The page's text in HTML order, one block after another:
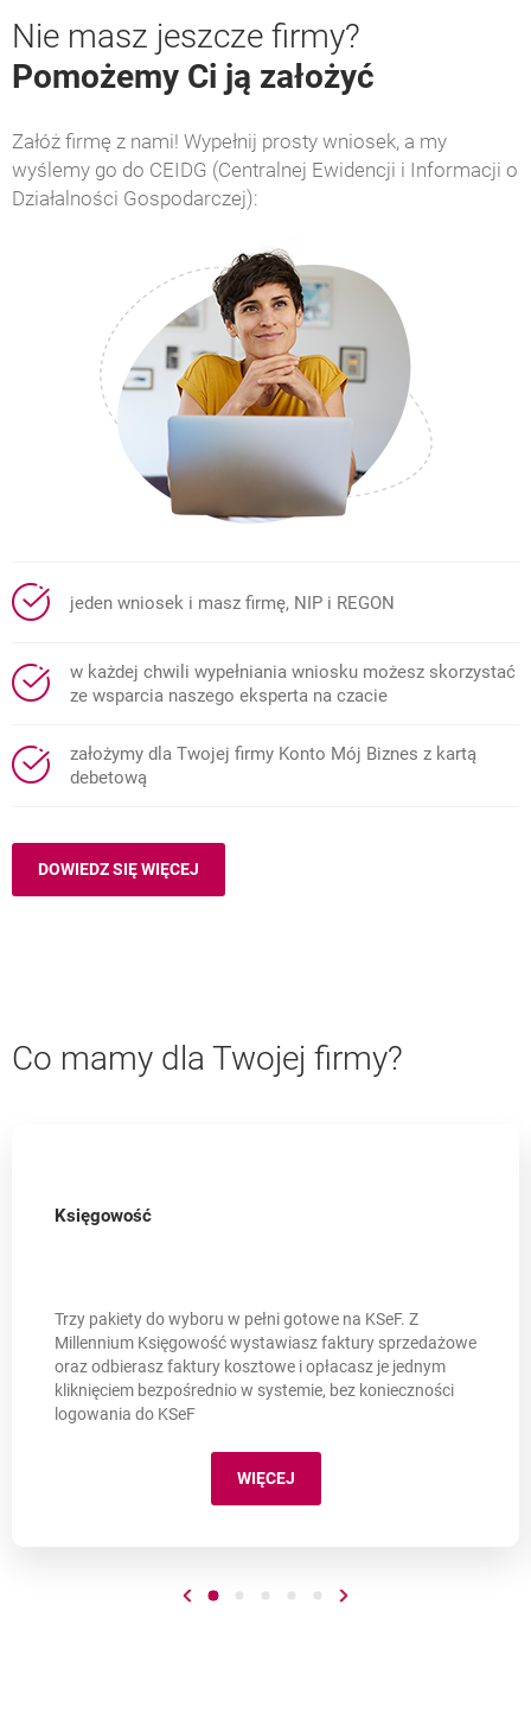
Nie masz jeszcze firmy?
Pomożemy Ci ją założyć
Załóż firmę z nami! Wypełnij prosty wniosek, a my
wyślemy go do CEIDG (Centralnej Ewidencji i Informacji o
Działalności Gospodarczej):
jeden wniosek i masz firmę, NIP i REGON
w każdej chwili wypełniania wniosku możesz skorzystać
ze wsparcia naszego eksperta na czacie
założymy dla Twojej firmy Konto Mój Biznes z kartą
debetową
DOWIEDZ SIĘ WIĘCEJ
Co mamy dla Twojej firmy?
Księgowość
Trzy pakiety do wyboru w pełni gotowe na KSeF. Z
Millennium Księgowość wystawiasz faktury sprzedażowe
oraz odbierasz faktury kosztowe i opłacasz je jednym
kliknięciem bezpośrednio w systemie, bez konieczności
logowania do KSeF
WIĘCEJ
Przejdź do poprzedniego slajdu
playPrzejdź do slajdu numer 1
stopPrzejdź do slajdu numer 2
stopPrzejdź do slajdu numer 3
stopPrzejdź do slajdu numer 4
stopPrzejdź do slajdu numer
stopPrzejdź do
play